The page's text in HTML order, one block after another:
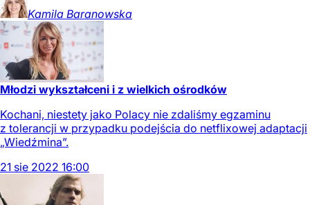
Kamila Baranowska
Młodzi wykształceni i z wielkich ośrodków
Kochani, niestety jako Polacy nie zdaliśmy egzaminu
z tolerancji w przypadku podejścia do netflixowej adaptacji
„Wiedźmina”.
21 sie 2022 16:00